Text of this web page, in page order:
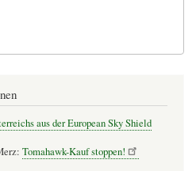
aus der European Sky Shield
Tomahawk-Kauf stoppen!